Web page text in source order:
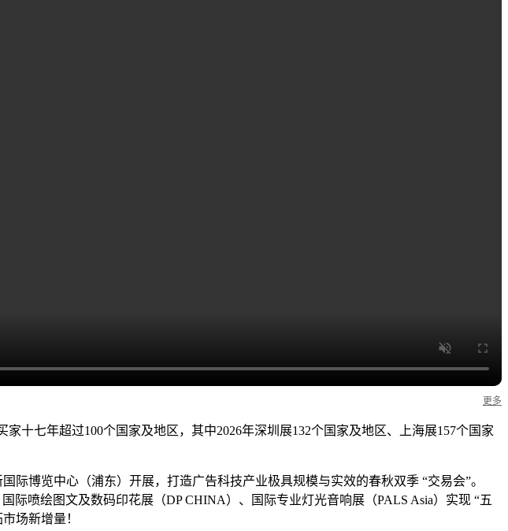
更多
十七年超过100个国家及地区，其中2026年深圳展132个国家及地区、上海展157个国家
博览中心（浦东）开展，打造广告科技产业极具规模与实效的春秋双季 “交易会”。
喷绘图文及数码印花展（DP CHINA）、国际专业灯光音响展（PALS Asia）实现 “五
场新增量！